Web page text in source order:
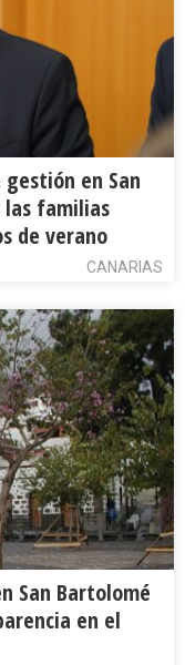
en San
familias
de verano
CANARIAS
San Bartolomé
en el